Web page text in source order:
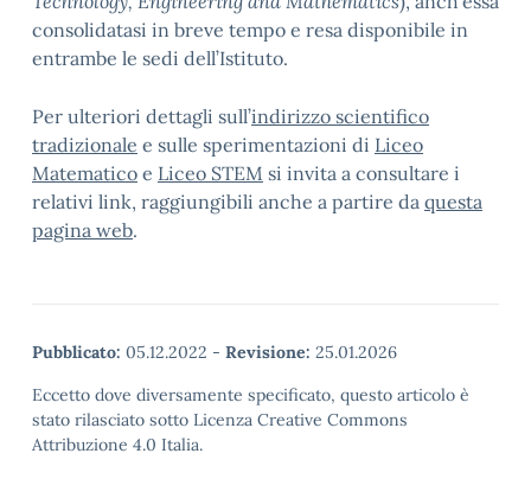
consolidatasi in breve tempo e resa disponibile in
entrambe le sedi dell’Istituto.
Per ulteriori dettagli sull’indirizzo scientifico
tradizionale e sulle sperimentazioni di Liceo
Matematico e Liceo STEM si invita a consultare i
relativi link, raggiungibili anche a partire da questa
pagina web.
Pubblicato: 05.12.2022 - Revisione: 25.01.2026
Eccetto dove diversamente specificato, questo articolo è
stato rilasciato sotto Licenza Creative Commons
Attribuzione 4.0 Italia.